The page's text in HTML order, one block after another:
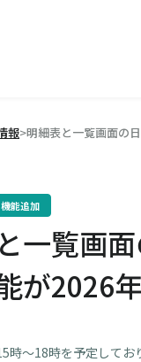
報>明細表と一覧画面の
機能追加
一覧画
が2026
時～18時を予定してお